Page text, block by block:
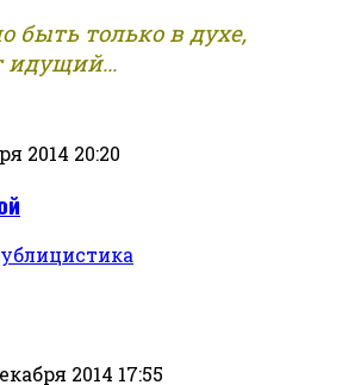
только в духе,
идущий...
2014 20:20
2014 17:55